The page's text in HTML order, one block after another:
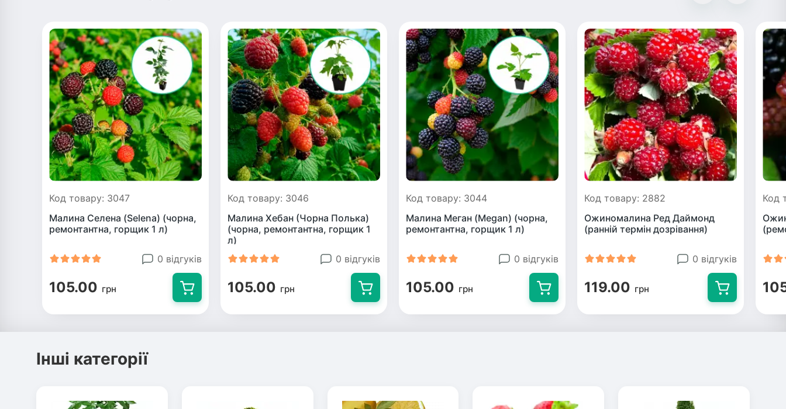
Код товару: 3047
Малина Селена (Selena) (чорна,
ремонтантна, горщик 1 л)
0 відгуків
105.00 грн
Код товару: 3046
Малина Хебан (Чорна Полька)
(чорна, ремонтантна, горщик 1
л)
0 відгуків
105.00 грн
Код товару: 3044
Малина Меган (Megan) (чорна,
ремонтантна, горщик 1 л)
0 відгуків
105.00 грн
Код товару: 2882
Ожиномалина Ред Даймонд
(ранній термін дозрівання)
0 відгуків
119.00 грн
Код
Інші категорії